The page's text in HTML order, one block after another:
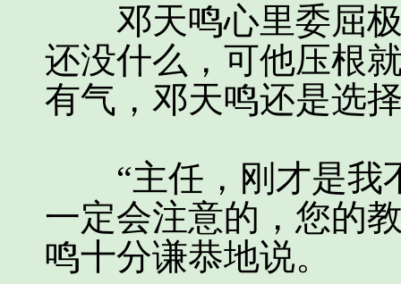
邓天鸣心里委屈极
还没什么，可他压根
有气，邓天鸣还是选
“主任，刚才是我
一定会注意的，您的
鸣十分谦恭地说。